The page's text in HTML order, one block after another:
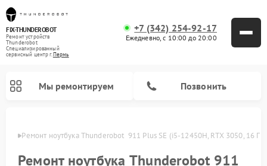
FIX-THUNDEROBOT
Ремонт устройств
Thunderobot
Специализированный
cервисный центр г.Пермь
+7 (342) 254-92-17
Ежедневно, с 10:00 до 20:00
Мы ремонтируем Позвонить
Ремонт ноутбука Thunderobot  911 Plus SE (i5-12450H, RTX 3050, 16
Ремонт ноутбука Thunderobot 911